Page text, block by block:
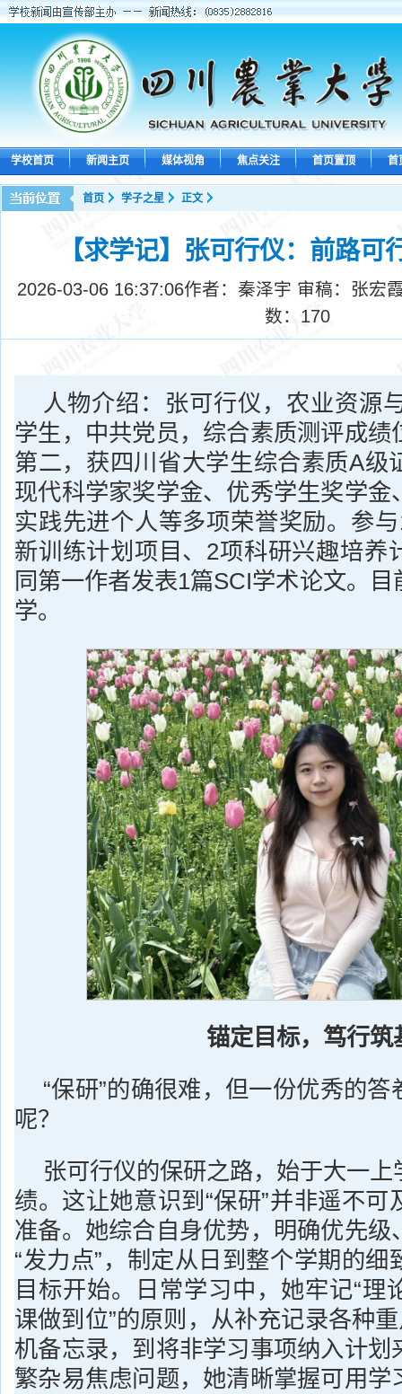
学校首页 新闻主页 媒体视角 焦点关注 首页置顶 首
首页 学子之星 正文
【求学记】张可行仪：前路可
2026-03-06 16:37:06作者：秦泽宇 审稿：张宏
数： 170
人物介绍：张可行仪，农业资源
学生，中共党员，综合素质测评成绩
第二，获四川省大学生综合素质A级
现代科学家奖学金、优秀学生奖学金
实践先进个人等多项荣誉奖励。参
新训练计划项目、2项科研兴趣培养
同第一作者发表1篇SCI学术论文。
学。
锚定目标，笃行筑
“保研”的确很难，但一份优秀的
呢？
张可行仪的保研之路，始于大一
绩。这让她意识到“保研”并非遥不可
准备。她综合自身优势，明确优先级
“发力点”，制定从日到整个学期的细
目标开始。日常学习中，她牢记“理
课做到位”的原则，从补充记录各种
机备忘录，到将非学习事项纳入计划
繁杂易焦虑问题，她清晰掌握可用学